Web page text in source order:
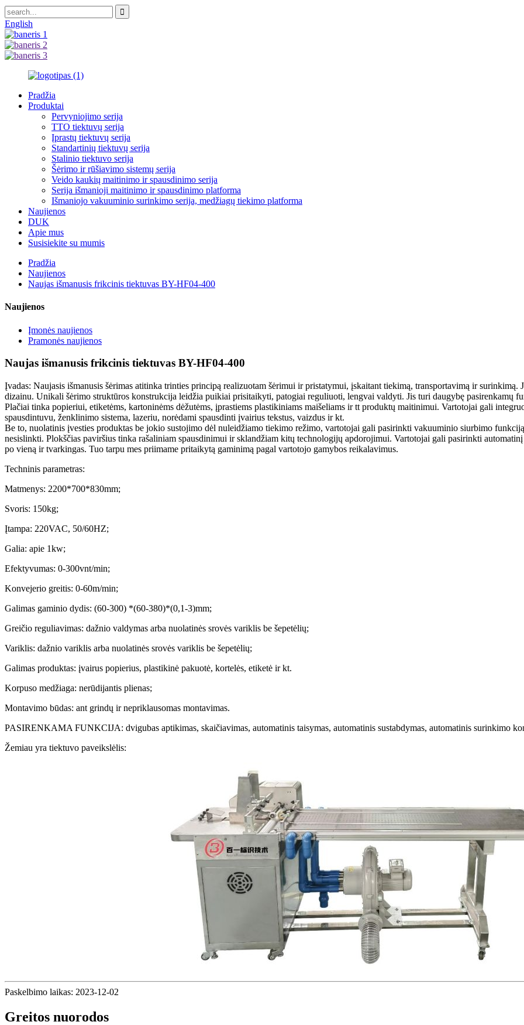
English
Pradžia
Produktai
Pervyniojimo serija
TTO tiektuvų serija
Įprastų tiektuvų serija
Standartinių tiektuvų serija
Stalinio tiektuvo serija
Šėrimo ir rūšiavimo sistemų serija
Veido kaukių maitinimo ir spausdinimo serija
Serija išmanioji maitinimo ir spausdinimo platforma
Išmaniojo vakuuminio surinkimo serija, medžiagų tiekimo platforma
Naujienos
DUK
Apie mus
Susisiekite su mumis
Pradžia
Naujienos
Naujas išmanusis frikcinis tiektuvas BY-HF04-400
Naujienos
Įmonės naujienos
Pramonės naujienos
Naujas išmanusis frikcinis tiektuvas BY-HF04-400
Įvadas: Naujasis išmanusis šėrimas atitinka trinties principą realizuotam šėrimui ir pristatymui, įskaitant tiekimą, transportavimą ir
dizainu. Unikali šėrimo struktūros konstrukcija leidžia puikiai prisitaikyti, patogiai reguliuoti, lengvai valdyti. Jis turi daugybę pasirenkamų
Plačiai tinka popieriui, etiketėms, kartoninėms dėžutėms, įprastiems plastikiniams maišeliams ir tt produktų maitinimui. Vartotojai gali
spausdintuvu, ženklinimo sistema, lazeriu, norėdami spausdinti įvairius tekstus, vaizdus ir kt.
Be to, nuolatinis įvesties produktas be jokio sustojimo dėl nuleidžiamo tiekimo režimo, vartotojai gali pasirinkti vakuuminio siurbimo
nesislinkti. Plokščias paviršius tinka rašaliniam spausdinimui ir sklandžiam kitų technologijų apdorojimui. Vartotojai gali pasirinkti
po vieną ir tvarkingas. Tuo tarpu mes priimame pritaikytą gaminimą pagal vartotojo gamybos reikalavimus.
Techninis parametras:
Matmenys: 2200*700*830mm;
Svoris: 150kg;
Įtampa: 220VAC, 50/60HZ;
Galia: apie 1kw;
Efektyvumas: 0-300vnt/min;
Konvejerio greitis: 0-60m/min;
Galimas gaminio dydis: (60-300) *(60-380)*(0,1-3)mm;
Greičio reguliavimas: dažnio valdymas arba nuolatinės srovės variklis be šepetėlių;
Variklis: dažnio variklis arba nuolatinės srovės variklis be šepetėlių;
Galimas produktas: įvairus popierius, plastikinė pakuotė, kortelės, etiketė ir kt.
Korpuso medžiaga: nerūdijantis plienas;
Montavimo būdas: ant grindų ir nepriklausomas montavimas.
PASIRENKAMA FUNKCIJA: dvigubas aptikimas, skaičiavimas, automatinis taisymas, automatinis sustabdymas, automatinis surinkimo
Žemiau yra tiektuvo paveikslėlis:
Paskelbimo laikas: 2023-12-02
Greitos nuorodos